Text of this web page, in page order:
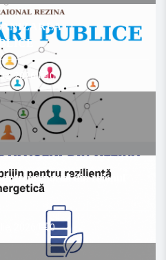
2026/ 0
antreprenorial din raionul
0